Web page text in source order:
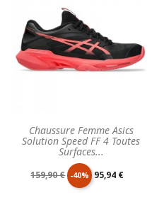
Chaussure Femme Asics
Solution Speed FF 4 Toutes
Surfaces...
Prix
159,90 € -40% Prix
95,94 €